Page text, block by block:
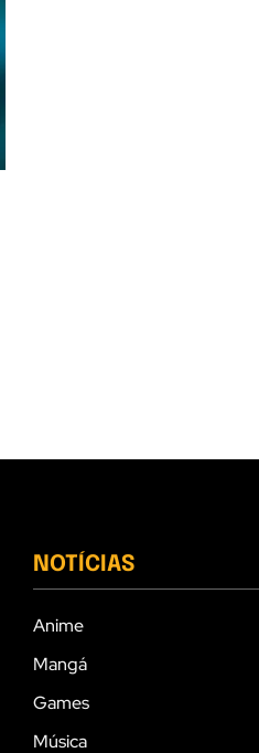
NOTÍCIAS
Anime
Mangá
Games
Música